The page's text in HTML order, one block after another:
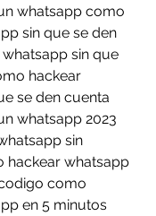
whatsapp como
sin que se den
sin que
hackear
se den cuenta
whatsapp 2023
sin
hackear whatsapp
como
en 5 minutos